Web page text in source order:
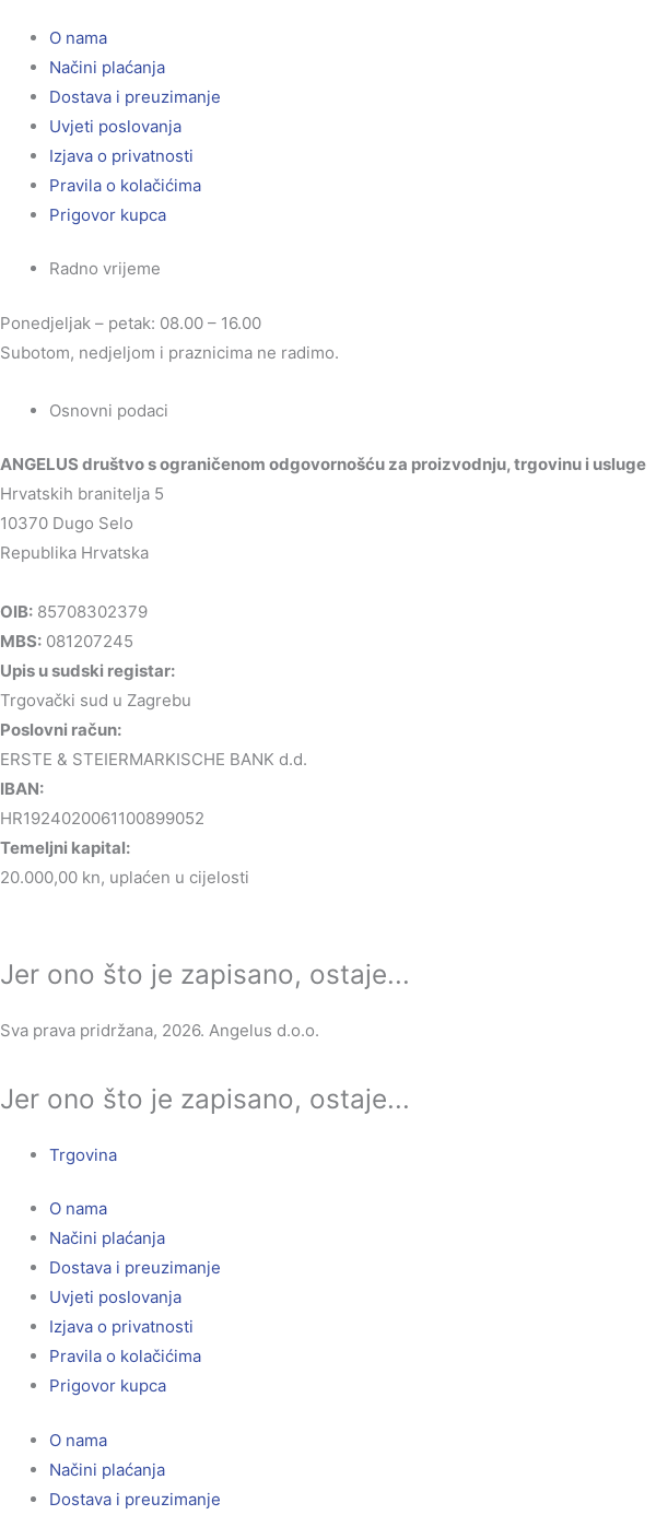
O nama
Načini plaćanja
Dostava i preuzimanje
Uvjeti poslovanja
Izjava o privatnosti
Pravila o kolačićima
Prigovor kupca
Radno vrijeme
Ponedjeljak – petak: 08.00 – 16.00
Subotom, nedjeljom i praznicima ne radimo.
Osnovni podaci
ANGELUS društvo s ograničenom odgovornošću za proizvodnju, trgovinu i usluge
Hrvatskih branitelja 5
10370 Dugo Selo
Republika Hrvatska
OIB: 85708302379
MBS: 081207245
Upis u sudski registar:
Trgovački sud u Zagrebu
Poslovni račun:
ERSTE & STEIERMARKISCHE BANK d.d.
IBAN:
HR1924020061100899052
Temeljni kapital:
20.000,00 kn, uplaćen u cijelosti
Jer ono što je zapisano, ostaje...
Sva prava pridržana, 2026. Angelus d.o.o.
Jer ono što je zapisano, ostaje...
Trgovina
O nama
Načini plaćanja
Dostava i preuzimanje
Uvjeti poslovanja
Izjava o privatnosti
Pravila o kolačićima
Prigovor kupca
O nama
Načini plaćanja
Dostava i preuzimanje